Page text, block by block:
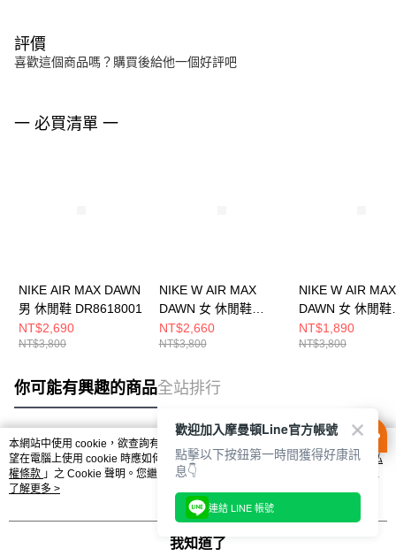
評價
喜歡這個商品嗎？購買後給他一個好評吧
一 必買清單 一
NIKE AIR MAX DAWN
男 休閒鞋 DR8618001
NT$2,690
NT$3,800
NIKE W AIR MAX
DAWN 女 休閒鞋
DM8261001
NT$2,660
NT$3,800
NIKE W AIR MAX
DAWN 女 休閒鞋
DQ5016100
NT$1,890
NT$3,800
你可能有興趣的商品全站排行
熱門標籤
本網站中使用 cookie，欲查詢有關本網站使用 cookie 方式之詳情，及若您不希
望在電腦上使用 cookie 時應如何變更電腦的 cookie 設定，請參閱本網站「
隱私
權條款 」之 Cookie 聲明。您繼續使用本網站即表示您同意本公司得按本網站使
用條款之 Cookie 聲明使用 cookie。
了解更多 >
我知道了
歡迎加入摩曼頓Line官方帳號
點擊以下按鈕第一時間獲得好康訊
息👇
連結 LINE 帳號